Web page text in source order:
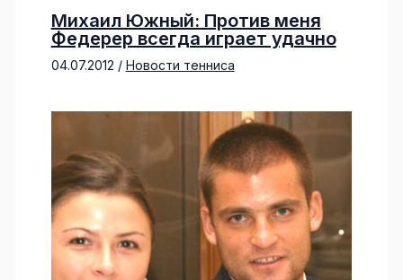
Михаил Южный: Против меня
Федерер всегда играет удачно
04.07.2012 / Новости тенниса